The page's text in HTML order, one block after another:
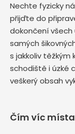
Nechte fyzicky
přijďte do
dokončení všech
samých
s jakkoliv těžkým
schodiště i úzké
veškerý obsah
Čím víc